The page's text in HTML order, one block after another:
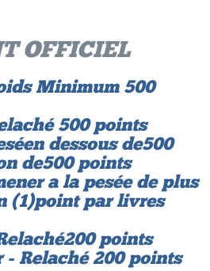
OFFICIEL
Minimum 500
500 points
en dessous de 500
de 500 points
a la pesée de plus
(1) point par livres
200 points
Relaché 200 points